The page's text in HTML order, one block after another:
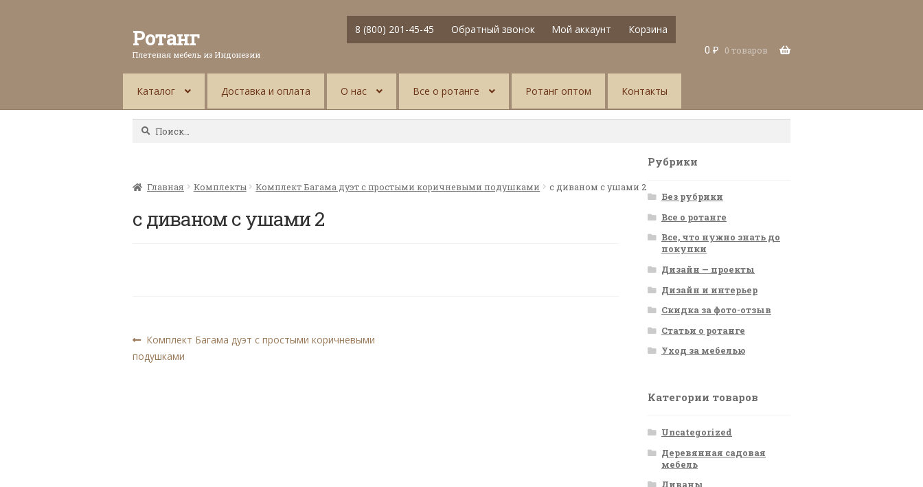
Ротанг
Плетеная мебель из Индонезии
8 (800) 201-45-45 Обратный звонок Мой аккаунт
Корзина
0 ₽ 0 товаров
Каталог Доставка и оплата О нас Все о ротанге Ротанг оптом Контакты
Найти:
Главная Комплекты Комплект Багама дуэт с простыми коричневыми подушками с диваном с ушами 2
с диваном с ушами 2
Навигация
по
Предыдущая
запись:
Комплект Багама дуэт с простыми коричневыми
подушками
Рубрики
Без рубрики
Все о ротанге
Все, что нужно знать до
покупки
Дизайн — проекты
Дизайн и интерьер
Скидка за фото-отзыв
Статьи о ротанге
Уход за мебелью
Категории товаров
Uncategorized
Деревянная садовая
мебель
Диваны